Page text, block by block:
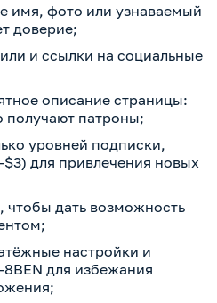
имя, фото или узнаваемый
доверие;
и ссылки на социальные
описание страницы:
получают патроны;
уровней подписки,
для привлечения новых
чтобы дать возможность
настройки и
для избежания